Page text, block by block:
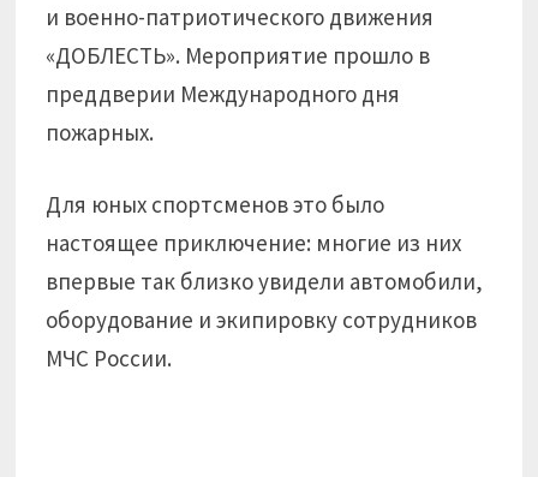
и военно-патриотического движения
«ДОБЛЕСТЬ». Мероприятие прошло в
преддверии Международного дня
пожарных.
Для юных спортсменов это было
настоящее приключение: многие из них
впервые так близко увидели автомобили,
оборудование и экипировку сотрудников
МЧС России.